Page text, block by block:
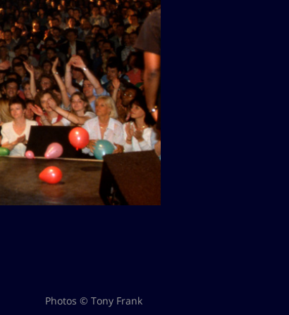
Photos © Tony Frank